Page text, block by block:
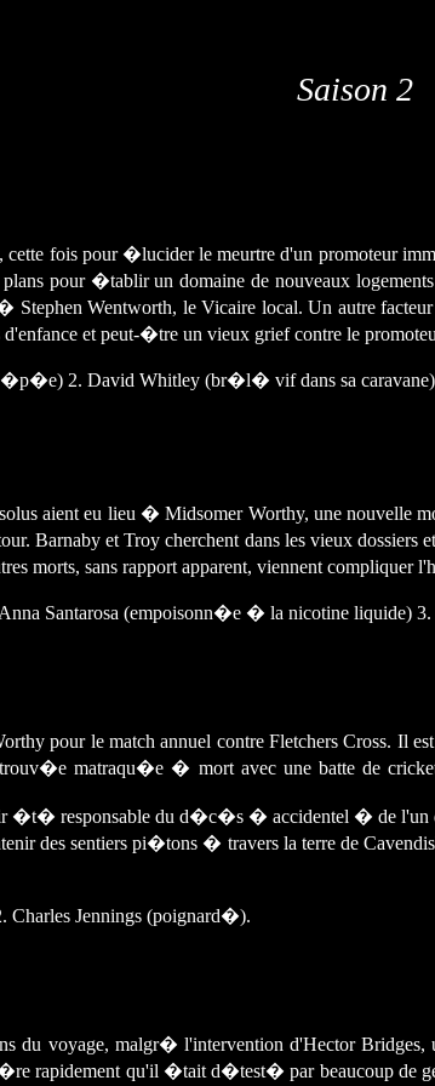
Saison 2
fois pour �lucider le meurtre d'un promoteur
pour �tablir un domaine de nouveaux
Wentworth, le Vicaire local. Un autre
et peut-�tre un vieux grief contre le
2. David Whitley (br�l� vif dans sa
aient eu lieu � Midsomer Worthy, une
Barnaby et Troy cherchent dans les vieux
morts, sans rapport apparent, viennent compliquer
Santarosa (empoisonn�e � la nicotine liquide)
pour le match annuel contre Fletchers Cross. Il
matraqu�e � mort avec une batte de
�t� responsable du d�c�s � accidentel � de l'un
des sentiers pi�tons � travers la terre de
Charles Jennings (poignard�).
du voyage, malgr� l'intervention d'Hector Bridges,
rapidement qu'il �tait d�test� par beaucoup de